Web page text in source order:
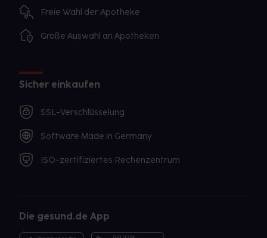
Freie Wahl der Apotheke
Große Auswahl an Apotheken
Sicher einkaufen
SSL-Verschlüsselung
Software Made in Germany
ISO-zertifiziertes Rechenzentrum
Die gesund.de App